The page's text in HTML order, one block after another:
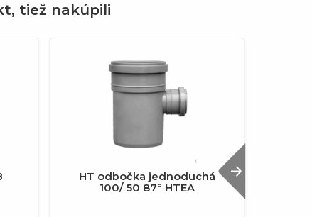
tiež nakúpili
HT odbočka jednoduchá
100/ 50 87° HTEA